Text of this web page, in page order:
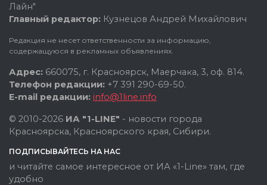
Лайн"
Главный редактор: Кузнецов Андрей Михайлович
Редакция не несет ответственности за информацию,
содержащуюся в рекламных объявлениях.
Адрес: 660075, г. Красноярск, Маерчака, 3, оф. 814.
Телефон редакции: +7 391 290-69-50.
E-mail редакции: info@1line.info
© 2010-2026 ИА "1-LINE" - новости города
Красноярска, Красноярского края, Сибири.
ПОДПИСЫВАЙТЕСЬ НА НАС
и читайте самое интересное от ИА «1-Line» там, где
удобно